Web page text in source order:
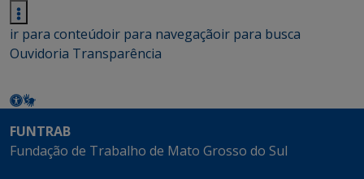
ir para conteúdoir para navegaçãoir para busca
Ouvidoria Transparência
FUNTRAB
Fundação de Trabalho de Mato Grosso do Sul